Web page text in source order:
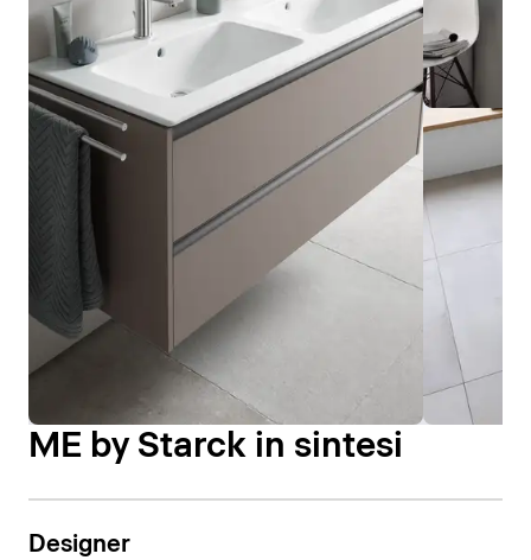
ME by Starck in sintesi
Designer